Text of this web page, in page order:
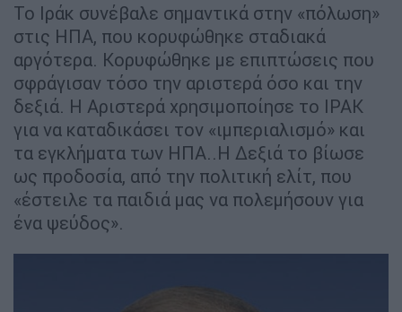
Το Ιράκ συνέβαλε σημαντικά στην «πόλωση»
στις ΗΠΑ, που κορυφώθηκε σταδιακά
αργότερα. Κορυφώθηκε με επιπτώσεις που
σφράγισαν τόσο την αριστερά όσο και την
δεξιά. Η Αριστερά χρησιμοποίησε το ΙΡΑΚ
για να καταδικάσει τον «ιμπεριαλισμό» και
τα εγκλήματα των ΗΠΑ..Η Δεξιά το βίωσε
ως προδοσία, από την πολιτική ελίτ, που
«έστειλε τα παιδιά μας να πολεμήσουν για
ένα ψεύδος».